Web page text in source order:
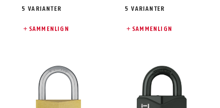
5 VARIANTER
SAMMENLIGN
5 VARIANTER
SAMMENLIGN